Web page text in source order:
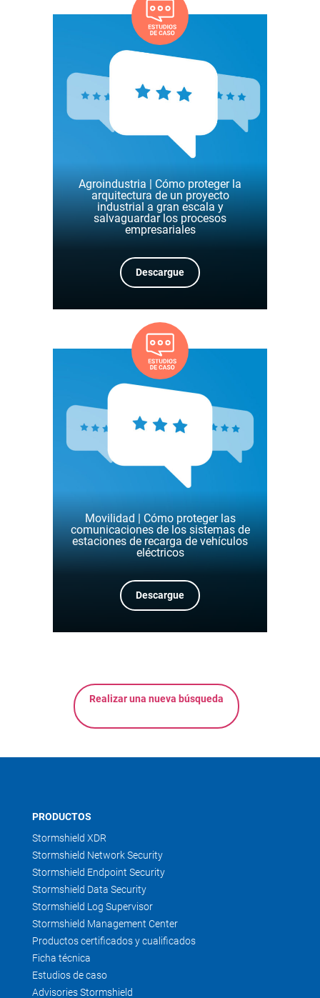
Agroindustria | Cómo proteger la
arquitectura de un proyecto
industrial a gran escala y
salvaguardar los procesos
empresariales
Descargue
Movilidad | Cómo proteger las
comunicaciones de los sistemas de
estaciones de recarga de vehículos
eléctricos
Descargue
Realizar una nueva búsqueda
PRODUCTOS
Stormshield XDR
Stormshield Network Security
Stormshield Endpoint Security
Stormshield Data Security
Stormshield Log Supervisor
Stormshield Management Center
Productos certificados y cualificados
Ficha técnica
Estudios de caso
Advisories Stormshield